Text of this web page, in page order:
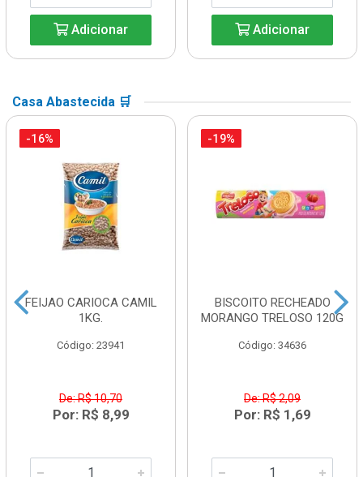
Adicionar Adicionar
Casa Abastecida 🛒
-16%
FEIJAO CARIOCA CAMIL
1KG.
Código: 23941
De: R$ 10,70
Por: R$ 8,99
-19%
BISCOITO RECHEADO
MORANGO TRELOSO 120G
Código: 34636
De: R$ 2,09
Por: R$ 1,69